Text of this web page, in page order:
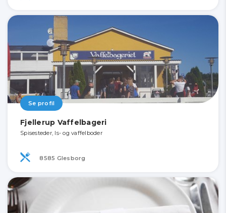
Se profil
Fjellerup Vaffelbageri
Spisesteder, Is- og vaffelboder
8585 Glesborg